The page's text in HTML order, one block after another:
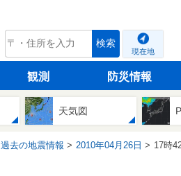
tenki.jp 検索
現在地
観測 防災情報
天気図
過去の地震情報 2010年04月26日 17時